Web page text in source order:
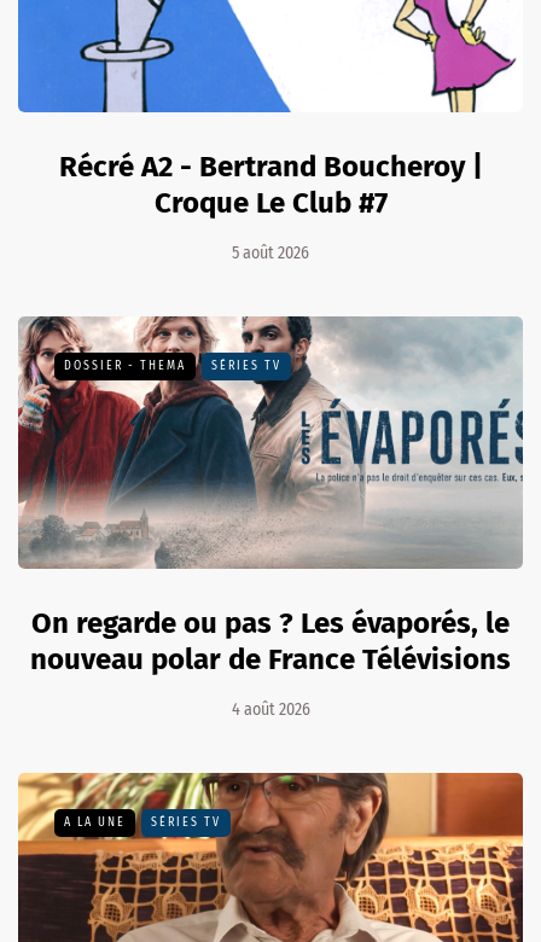
Récré A2 - Bertrand Boucheroy |
Croque Le Club #7
5 août 2026
DOSSIER - THEMA SÉRIES TV
On regarde ou pas ? Les évaporés, le
nouveau polar de France Télévisions
4 août 2026
A LA UNE SÉRIES TV